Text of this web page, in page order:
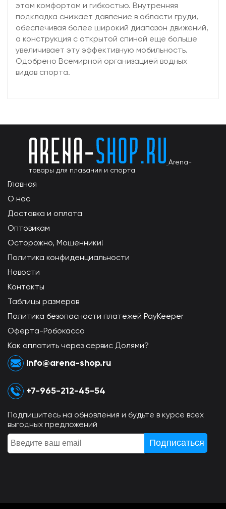
этом комфортом и гибкостью. Внутренняя
подкладка снижает давление в области груди,
обеспечивая более широкий диапазон движений,
а конструкция с открытой спиной еще больше
увеличивает эту эффективную мобильность.
Одобрено Всемирной организацией водных
видов спорта.
Arena-
товары для плавания и спорта
Главная
О нас
Доставка и оплата
Оптовикам
Осторожно, Мошенники!
Политика конфиденциальности
Новости
Контакты
Таблицы размеров
Политика безопасности платежей PayKeeper
Оферта-Робокасса
Как оплатить через сервис Долями?
info@arena-shop.ru
+7-965-212-45-54
Подпишитесь на обновления и будьте в курсе всех
выгодных предложений